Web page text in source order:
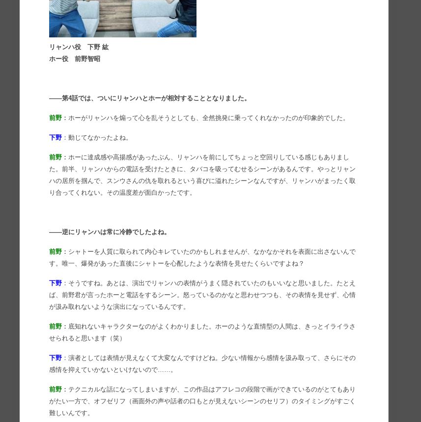
リャンハ役 下野 紘
ホー役 前野智昭
――第4話では、ついにリャンハとホーが相対することとなりました。
前野 ：ホーがリャンハを煽って心を乱そうとしても、全然挑発に乗ってくれなかったのが印象的でした。
下野 ：動じてなかったよね。
前野 ：ホーに達成感や高揚感があったぶん、リャンハを前にしてちょっと空回りしている感じもありまし
た。前半、リャンハからの電話を受けたときに、タバコを吸ってむせるシーンがあるんです。やっとリャン
ハの居所を掴んで、スンウさんの仇を取れるという喜びに溢れたシーンなんですが、リャンハがまったく取
り合ってくれない。その温度差が面白かったです。
――逆にリャンハは常に冷静でしたよね。
前野 ： シャトーを人質に取られて内心キレていたのかもしれませんが、なかなかそれを表面に出さないんで
す。唯一、爆発があった直後にシャトーを心配したような表情を見せたくらいですよね？
下野 ：そうですね。あとは、演出でリャンハの表情がうまく隠されていたのもいいなと思いました。たとえ
ば、前野君が言ったホーと電話をするシーン。怒っているのかなと思わせつつも、その表情を見せず、心情
が汲み取れないような演出になっているんです。
前野 ： 底知れないキャラクターなのがよくわかりました。ホーのような直情型の人間は、きっとイライラさ
せられると思います（笑）
下野 ：演者としては表情が見えなくて大変なんですけどね。少ない情報から感情を汲み取って、さらにその
感情を抑えていかないといけないので……。
前野 ： テクニカルな話になってしまいますが、この作品はアフレコの段階で画ができているのがとてもあり
がたい一方で、オフゼリフ（画面外の声や話者の口もとが見えないシーンのセリフ）のタイミングがすごく
難しいんです。